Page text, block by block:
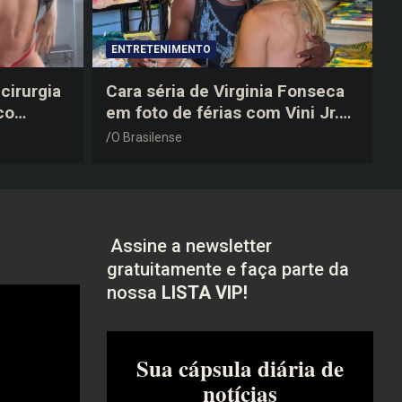
a
ENTRETENIMENTO
Cara séria de Virginia Fonseca
em foto de férias com Vini Jr.
vira piada na web: “Não
O Brasilense
Assine a newsletter
gratuitamente e faça parte da
nossa LISTA VIP!
Sua cápsula diária de
notícias